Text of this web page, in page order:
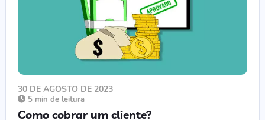
30 DE AGOSTO DE 2023
5 min de leitura
Como cobrar um cliente?